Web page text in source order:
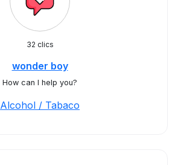
32 clics
wonder boy
How can I help you?
Alcohol / Tabaco